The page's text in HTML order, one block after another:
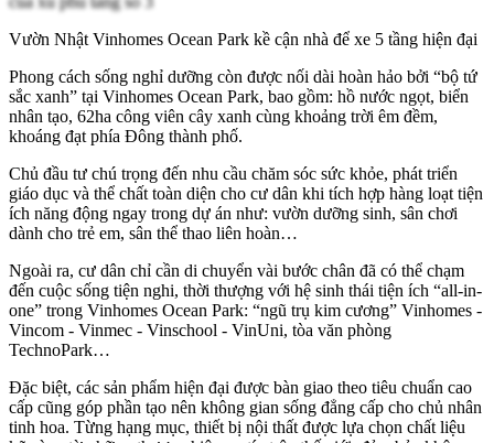
Vườn Nhật Vinhomes Ocean Park kề cận nhà để xe 5 tầng hiện đại
Phong cách sống nghỉ dưỡng còn được nối dài hoàn hảo bởi “bộ tứ
sắc xanh” tại Vinhomes Ocean Park, bao gồm: hồ nước ngọt, biển
nhân tạo, 62ha công viên cây xanh cùng khoảng trời êm đềm,
khoáng đạt phía Đông thành phố.
Chủ đầu tư chú trọng đến nhu cầu chăm sóc sức khỏe, phát triển
giáo dục và thể chất toàn diện cho cư dân khi tích hợp hàng loạt tiện
ích năng động ngay trong dự án như: vườn dưỡng sinh, sân chơi
dành cho trẻ em, sân thể thao liên hoàn…
Ngoài ra, cư dân chỉ cần di chuyển vài bước chân đã có thể chạm
đến cuộc sống tiện nghi, thời thượng với hệ sinh thái tiện ích “all-in-
one” trong Vinhomes Ocean Park: “ngũ trụ kim cương” Vinhomes -
Vincom - Vinmec - Vinschool - VinUni, tòa văn phòng
TechnoPark…
Đặc biệt, các sản phẩm hiện đại được bàn giao theo tiêu chuẩn cao
cấp cũng góp phần tạo nên không gian sống đẳng cấp cho chủ nhân
tinh hoa. Từng hạng mục, thiết bị nội thất được lựa chọn chất liệu